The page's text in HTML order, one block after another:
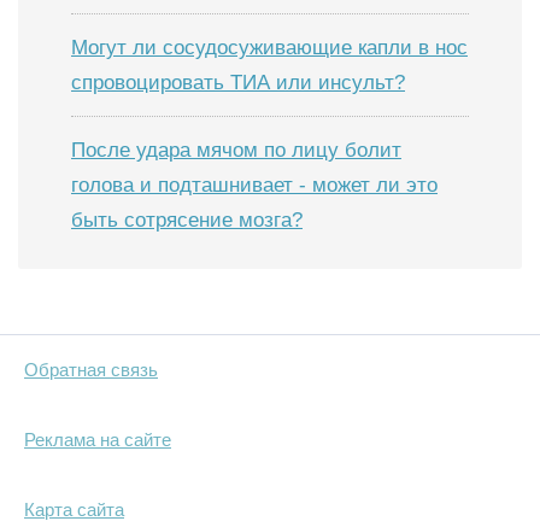
Могут ли сосудосуживающие капли в нос
спровоцировать ТИА или инсульт?
После удара мячом по лицу болит
голова и подташнивает - может ли это
быть сотрясение мозга?
Обратная связь
Реклама на сайте
Карта сайта